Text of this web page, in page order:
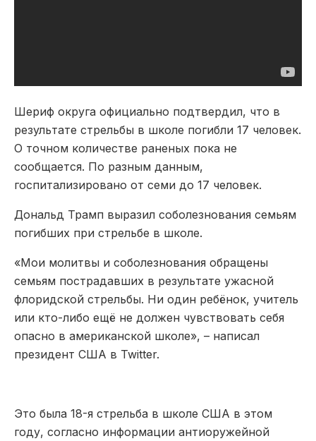
Шериф округа официально подтвердил, что в
результате стрельбы в школе погибли 17 человек.
О точном количестве раненых пока не
сообщается. По разным данным,
госпитализировано от семи до 17 человек.
Дональд Трамп выразил соболезнования семьям
погибших при стрельбе в школе.
«Мои молитвы и соболезнования обращены
семьям пострадавших в результате ужасной
флоридской стрельбы. Ни один ребёнок, учитель
или кто-либо ещё не должен чувствовать себя
опасно в американской школе», – написал
президент США в Twitter.
Это была 18-я стрельба в школе США в этом
году, согласно информации антиоружейной